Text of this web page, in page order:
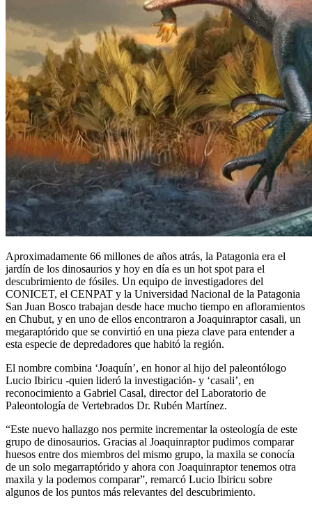
Aproximadamente 66 millones de años atrás, la Patagonia era el
jardín de los dinosaurios y hoy en día es un hot spot para el
descubrimiento de fósiles. Un equipo de investigadores del
CONICET, el CENPAT y la Universidad Nacional de la Patagonia
San Juan Bosco trabajan desde hace mucho tiempo en afloramientos
en Chubut, y en uno de ellos encontraron a Joaquinraptor casali, un
megaraptórido que se convirtió en una pieza clave para entender a
esta especie de depredadores que habitó la región.
El nombre combina ‘Joaquín’, en honor al hijo del paleontólogo
Lucio Ibiricu -quien lideró la investigación- y ‘casali’, en
reconocimiento a Gabriel Casal, director del Laboratorio de
Paleontología de Vertebrados Dr. Rubén Martínez.
“Este nuevo hallazgo nos permite incrementar la osteología de este
grupo de dinosaurios. Gracias al Joaquinraptor pudimos comparar
huesos entre dos miembros del mismo grupo, la maxila se conocía
de un solo megarraptórido y ahora con Joaquinraptor tenemos otra
maxila y la podemos comparar”, remarcó Lucio Ibiricu sobre
algunos de los puntos más relevantes del descubrimiento.